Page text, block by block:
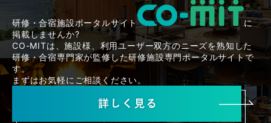
研修・合宿施設ポータルサイト
に
掲載しませんか?
CO-MITは、施設様、利用ユーザー双方のニーズを熟知した
研修・合宿専門家が監修した研修施設専門ポータルサイトで
す。
まずはお気軽にご相談ください。